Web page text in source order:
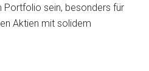
Portfolio sein, besonders für
Aktien mit solidem